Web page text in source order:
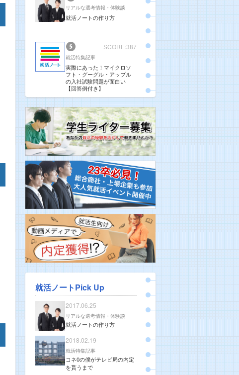
リアルな選考情報・体験談
就活ノートの作り方
SCORE:387
就活特集記事
実際にあった！マイクロソ
フト・グーグル・アップル
の入社試験問題が面白い
【回答例付き】
就活ノートPick Up
2017.06.25
リアルな選考情報・体験談
就活ノートの作り方
2018.02.19
就活特集記事
コネ0の僕がテレビ局の内定
を貰うまで